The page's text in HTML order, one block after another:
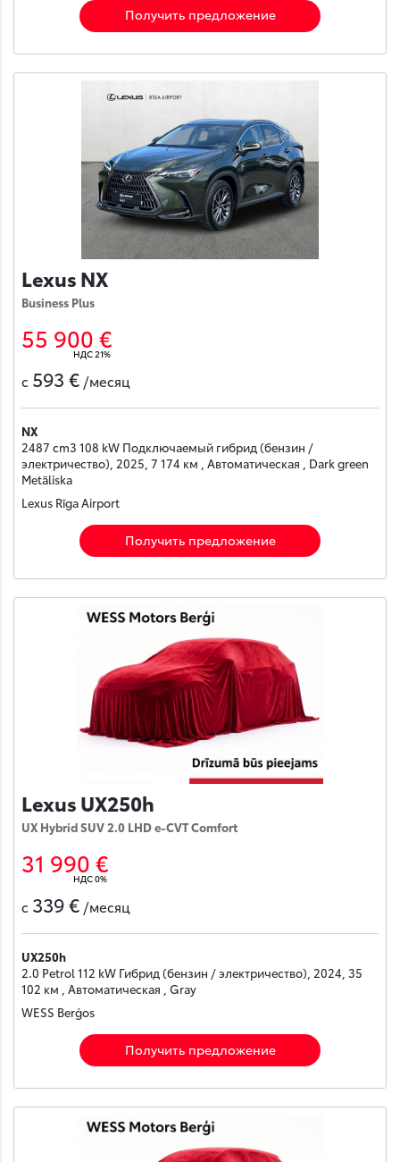
Получить предложение
Lexus NX
Business Plus
55 900 €
НДС 21%
с 593 € /месяц
NX
2487 cm3 108 kW Подключаемый гибрид (бензин /
электричество), 2025, 7 174 км , Автоматическая , Dark green
Metāliska
Lexus Rīga Airport
Получить предложение
Lexus UX250h
UX Hybrid SUV 2.0 LHD e-CVT Comfort
31 990 €
НДС 0%
с 339 € /месяц
UX250h
2.0 Petrol 112 kW Гибрид (бензин / электричество), 2024, 35
102 км , Автоматическая , Gray
WESS Berģos
Получить предложение